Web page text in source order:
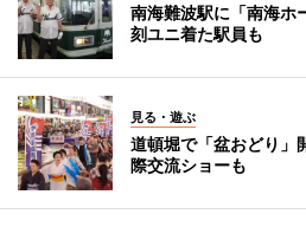
南海難波駅に「南海
刻ユニ着た駅員も
見る・遊ぶ
道頓堀で「盆おどり
際交流ショーも